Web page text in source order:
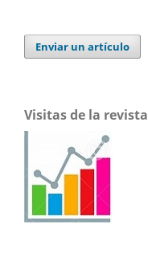
Enviar un artículo
Visitas de la revista